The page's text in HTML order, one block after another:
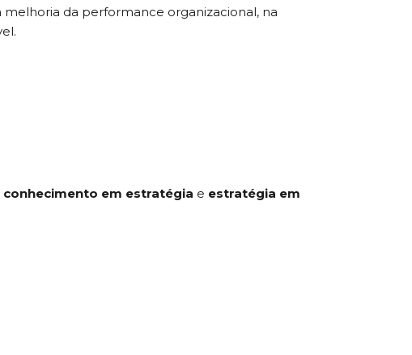
da performance organizacional, na
conhecimento em estratégia e estratégia em